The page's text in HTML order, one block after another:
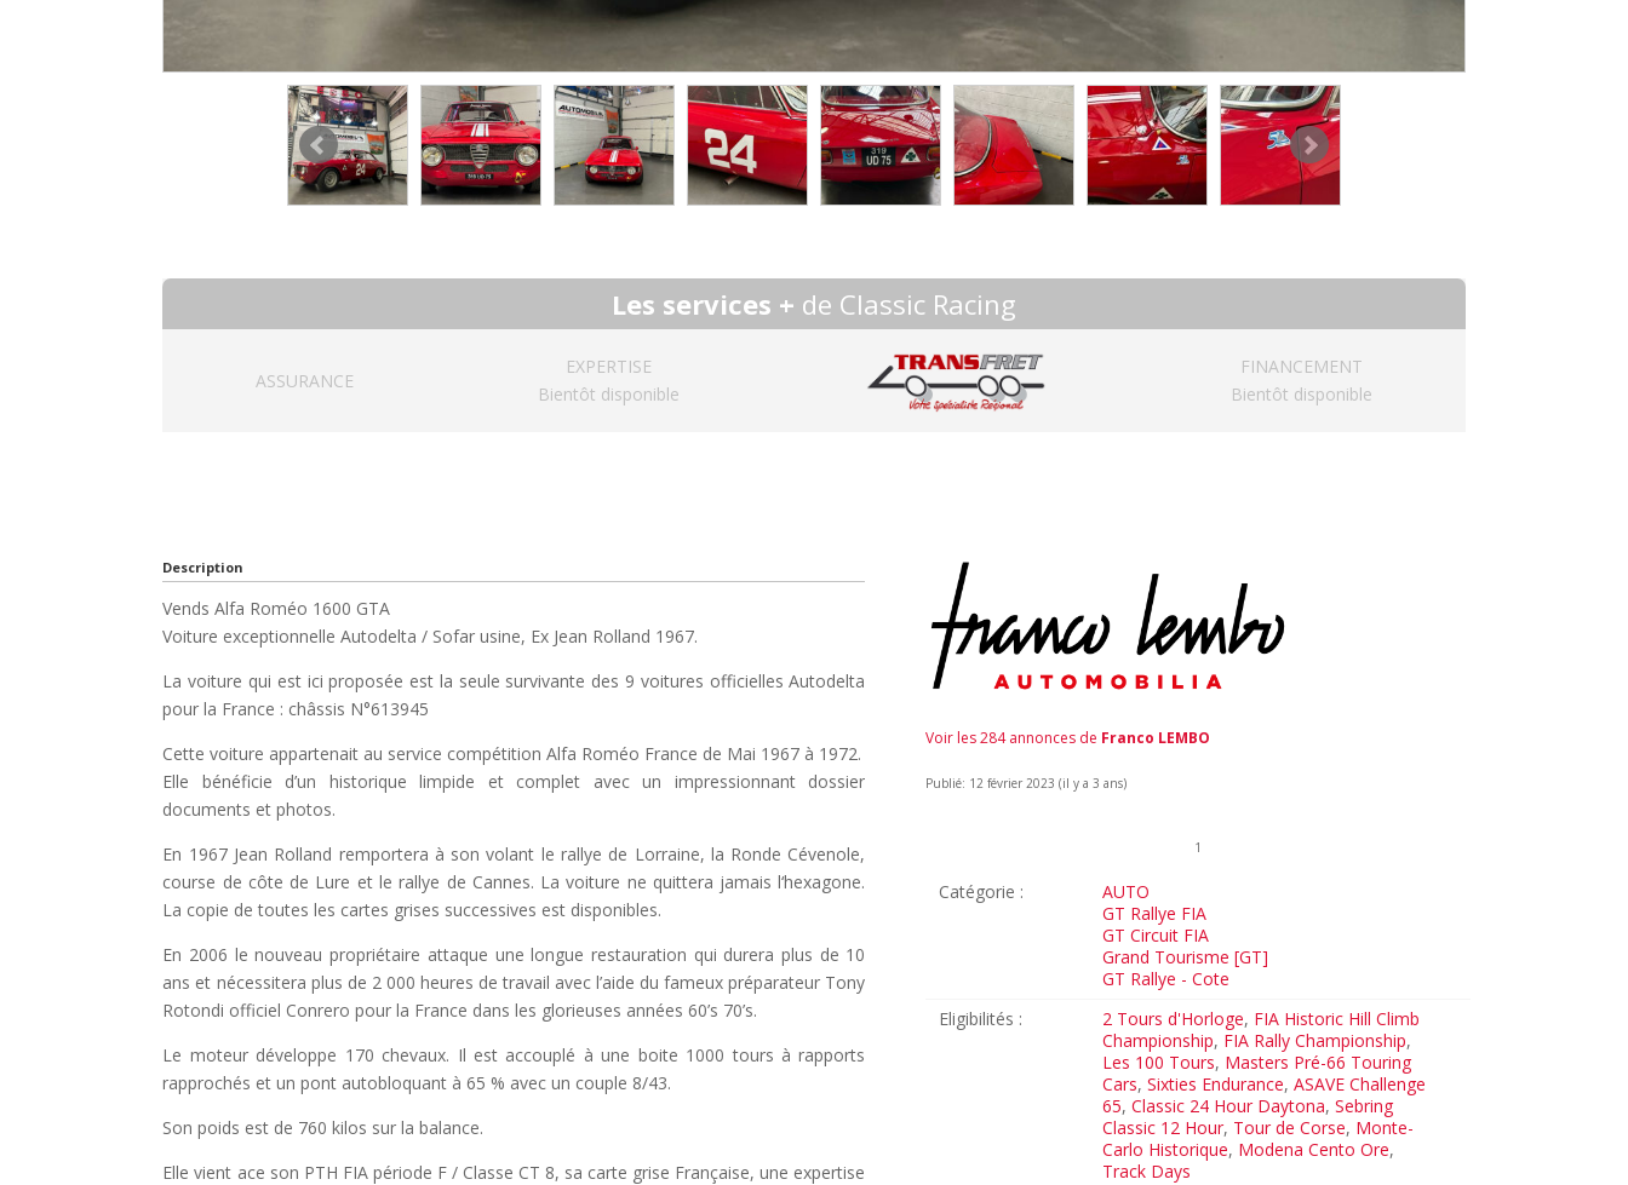
Les services + de Classic Racing
ASSURANCE
EXPERTISE
Bientôt disponible
FINANCEMENT
Bientôt disponible
Description
Vends Alfa Roméo 1600 GTA
Voiture exceptionnelle Autodelta / Sofar usine, Ex Jean Rolland 1967.
La voiture qui est ici proposée est la seule survivante des 9 voitures officielles Autodelta
pour la France : châssis N°613945
Cette voiture appartenait au service compétition Alfa Roméo France de Mai 1967 à 1972.
Elle bénéficie d’un historique limpide et complet avec un impressionnant dossier
documents et photos.
En 1967 Jean Rolland remportera à son volant le rallye de Lorraine, la Ronde Cévenole,
course de côte de Lure et le rallye de Cannes. La voiture ne quittera jamais l‘hexagone.
La copie de toutes les cartes grises successives est disponibles.
En 2006 le nouveau propriétaire attaque une longue restauration qui durera plus de 10
ans et nécessitera plus de 2 000 heures de travail avec l’aide du fameux préparateur Tony
Rotondi officiel Conrero pour la France dans les glorieuses années 60’s 70’s.
Le moteur développe 170 chevaux. Il est accouplé à une boite 1000 tours à rapports
rapprochés et un pont autobloquant à 65 % avec un couple 8/43.
Son poids est de 760 kilos sur la balance.
Elle vient ace son PTH FIA période F / Classe CT 8, sa carte grise Française, une expertise
Voir les 284 annonces de Franco LEMBO
Publié: 12 février 2023 (il y a 3 ans)
1
Catégorie :
AUTO
GT Rallye FIA
GT Circuit FIA
Grand Tourisme [GT]
GT Rallye - Cote
Eligibilités :
2 Tours d'Horloge, FIA Historic Hill Climb
Championship, FIA Rally Championship,
Les 100 Tours, Masters Pré-66 Touring
Cars, Sixties Endurance, ASAVE Challenge
65, Classic 24 Hour Daytona, Sebring
Classic 12 Hour, Tour de Corse, Monte-
Carlo Historique, Modena Cento Ore,
Track Days